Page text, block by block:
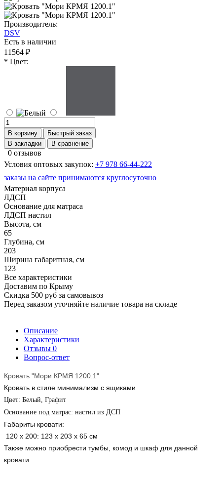
Производитель:
DSV
Есть в наличии
11564 ₽
* Цвет:
В корзину
Быстрый заказ
В закладки
В сравнение
0 отзывов
Условия оптовых закупок: +7 978 66-44-222
заказы на сайте принимаются круглосуточно
Материал корпуса
ЛДСП
Основание для матраса
ЛДСП настил
Высота, см
65
Глубина, см
203
Ширина габаритная, см
123
Все характеристики
Доставим по Крыму
Скидка 500 руб за самовывоз
Перед заказом уточняйте наличие товара на складе
Описание
Характеристики
Отзывы 0
Вопрос-ответ
Кровать "Мори КРМЯ 1200.1"
Кровать в стиле минимализм с ящиками
Цвет: Белый, Графит
Основание под матрас: настил из ДСП
Габариты кровати:
120 x 200: 123 х 203 х 65 см
Также можно приобрести тумбы, комод и шкаф для данной
кровати.